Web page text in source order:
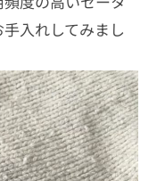
入れしてみまし